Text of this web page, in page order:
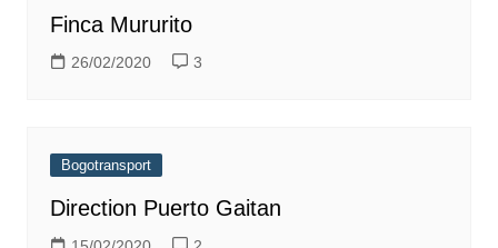
Finca Mururito
26/02/2020 3
Bogotransport
Direction Puerto Gaitan